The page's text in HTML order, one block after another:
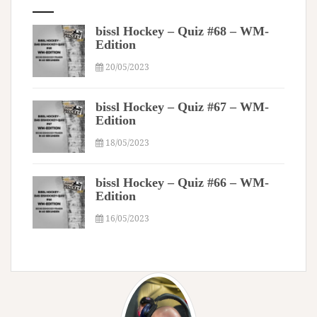
bissl Hockey – Quiz #68 – WM-
Edition
20/05/2023
bissl Hockey – Quiz #67 – WM-
Edition
18/05/2023
bissl Hockey – Quiz #66 – WM-
Edition
16/05/2023